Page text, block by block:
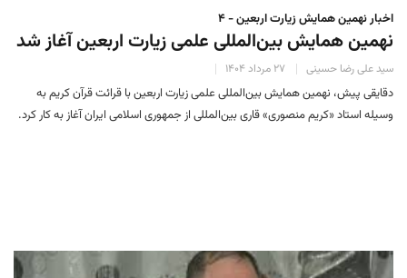
اخبار نهمین همایش زیارت اربعین - ۴
نهمین همایش بین‌المللی علمی زیارت اربعین آغاز شد
سید علی رضا حسینی ۲۷ مرداد ۱۴۰۴
دقایقی پیش، نهمین همایش بین‌المللی علمی زیارت اربعین با قرائت قرآن کریم به
وسیله استاد «کریم منصوری» قاری بین‌المللی از جمهوری اسلامی ایران آغاز به کار کرد.